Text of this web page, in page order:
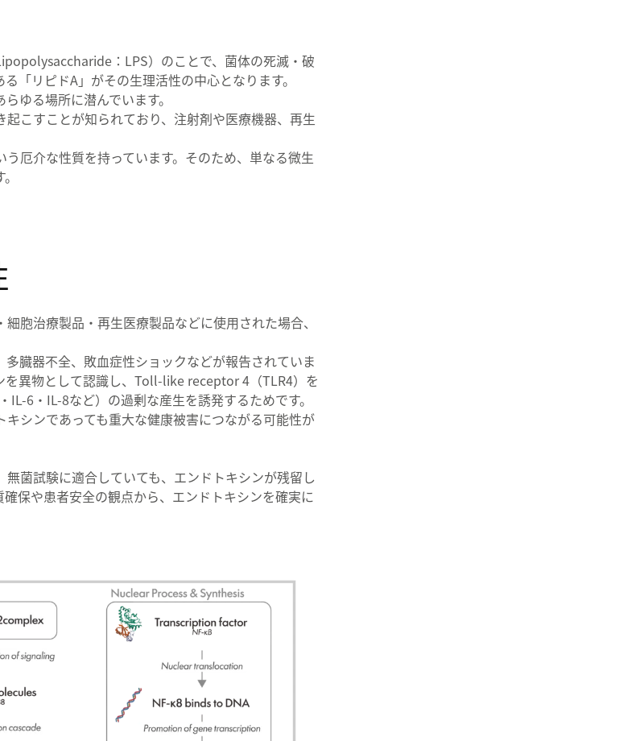
：LPS）のことで、菌体の死滅・破
「リピドA」がその生理活性の中心となります。
ゆる場所に潜んでいます。
こすことが知られており、注射剤や医療機器、再生
厄介な性質を持っています。そのため、単なる微生
胞治療製品・再生医療製品などに使用された場合、
臓器不全、敗血症性ショックなどが報告されていま
異物として認識し、Toll-like receptor 4（TLR4）を
6・IL-8など）の過剰な産生を誘発するためです。
シンであっても重大な健康被害につながる可能性が
菌試験に適合していても、エンドトキシンが残留し
保や患者安全の観点から、エンドトキシンを確実に